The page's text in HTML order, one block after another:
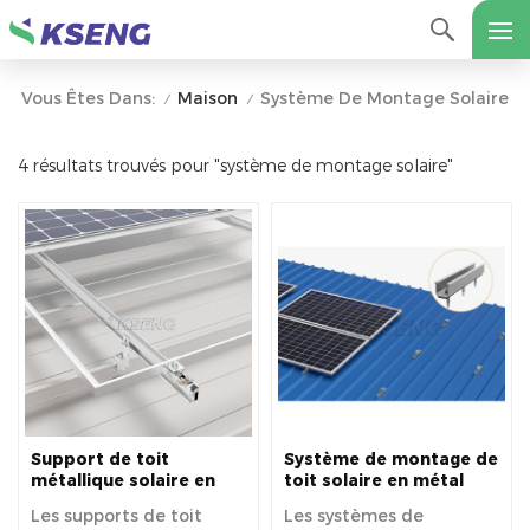
Vous Êtes Dans: / Maison / Système De Montage Solaire
4 résultats trouvés pour "système de montage solaire"
Support de toit
métallique solaire en
grande durabilité et une
Les supports de toit
Système de montage de
toit solaire en métal
Les systèmes de